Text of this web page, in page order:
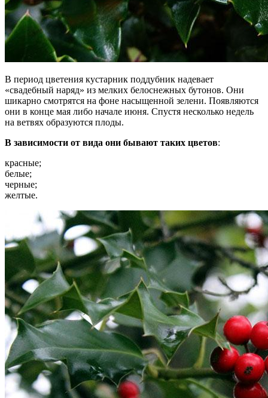
В период цветения кустарник поддубник надевает
«свадебный наряд» из мелких белоснежных бутонов. Они
шикарно смотрятся на фоне насыщенной зелени. Появляются
они в конце мая либо начале июня. Спустя несколько недель
на ветвях образуются плоды.
В зависимости от вида они бывают таких цветов:
красные;
белые;
черные;
желтые.